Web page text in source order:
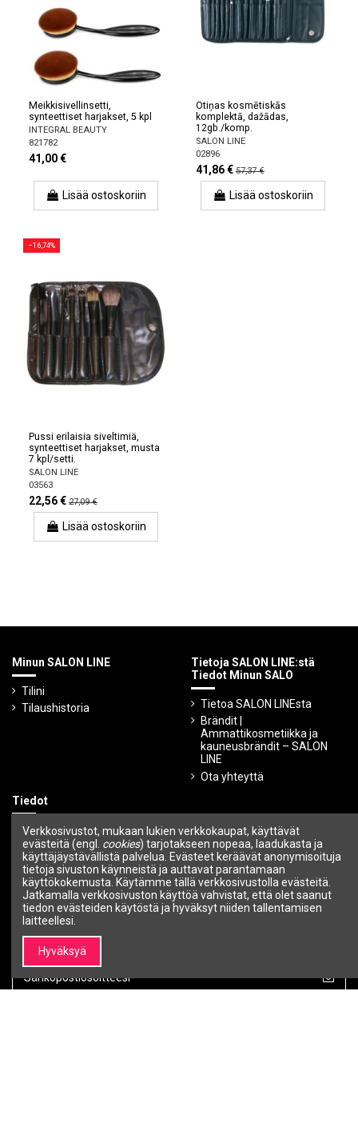
Meikkisivellinsetti,
synteettiset harjakset, 5 kpl
INTEGRAL BEAUTY
821782
41,00 €
Lisää ostoskoriin
Otiņas kosmētiskās
komplektā, dažādas,
12gb./komp.
SALON LINE
02896
41,86 € 57,37 €
Lisää ostoskoriin
−16,74%
Pussi erilaisia ​​siveltimiä,
synteettiset harjakset, musta
7 kpl/setti.
SALON LINE
03563
22,56 € 27,09 €
Lisää ostoskoriin
Minun SALON LINE
Tilini
Tilaushistoria
Tietoja SALON LINE:stä
Tiedot Minun SALO
Tietoa SALON LINEsta
Brändit |
Ammattikosmetiikka ja
kauneusbrändit – SALON
LINE
Ota yhteyttä
Tiedot
Ehdot ja edellytykset
Tietosuojakäytäntö
Maksutavat
Toimitustavat
Ostettujen tuotteiden palautus
Takuu
Uutiskirje
Verkkosivustot, mukaan lukien verkkokaupat, käyttävät
evästeitä (engl. cookies) tarjotakseen nopeaa, laadukasta ja
käyttäjäystävällistä palvelua. Evästeet keräävät anonymisoituja
tietoja sivuston käynneistä ja auttavat parantamaan
käyttökokemusta. Käytämme tällä verkkosivustolla evästeitä.
Jatkamalla verkkosivuston käyttöä vahvistat, että olet saanut
tiedon evästeiden käytöstä ja hyväksyt niiden tallentamisen
laitteellesi.
Hyväksyä